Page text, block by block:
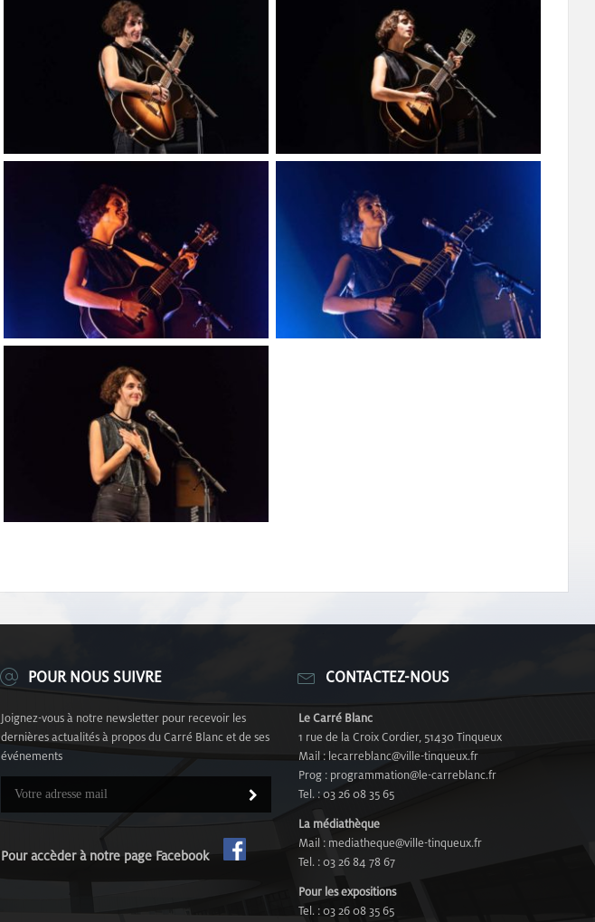
POUR NOUS SUIVRE
Joignez-vous à notre newsletter pour recevoir les
dernières actualités à propos du Carré Blanc et de ses
événements
Pour accèder à notre page Facebook
CONTACTEZ-NOUS
Le Carré Blanc
1 rue de la Croix Cordier, 51430 Tinqueux
Mail : lecarreblanc@ville-tinqueux.fr
Prog : programmation@le-carreblanc.fr
Tel. : 03 26 08 35 65
La médiathèque
Mail : mediatheque@ville-tinqueux.fr
Tel. : 03 26 84 78 67
Pour les expositions
Tel. : 03 26 08 35 65